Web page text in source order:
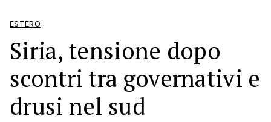
ESTERO
Siria, tensione dopo
scontri tra governativi e
drusi nel sud